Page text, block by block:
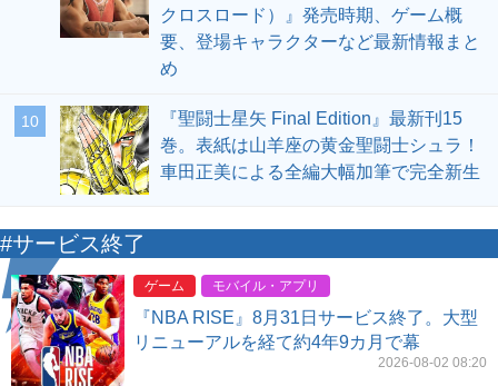
クロスロード）』発売時期、ゲーム概
要、登場キャラクターなど最新情報まと
め
10
『聖闘士星矢 Final Edition』最新刊15
巻。表紙は山羊座の黄金聖闘士シュラ！
車田正美による全編大幅加筆で完全新生
#サービス終了
ゲーム モバイル・アプリ
『NBA RISE』8月31日サービス終了。大型
リニューアルを経て約4年9カ月で幕
2026-08-02 08:20